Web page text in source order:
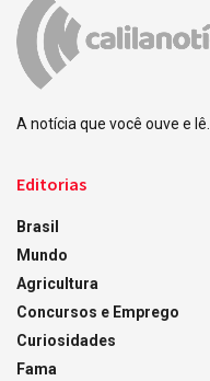
A notícia que você ouve e lê.
Editorias
Brasil
Mundo
Agricultura
Concursos e Emprego
Curiosidades
Fama